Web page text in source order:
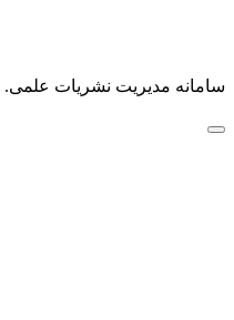
سامانه مدیریت نشریات علمی.